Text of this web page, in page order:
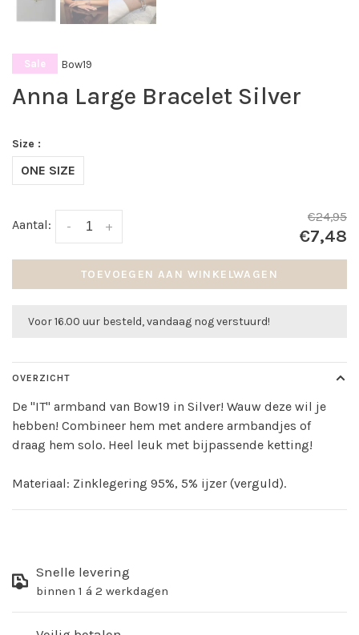
Sale Bow19
Anna Large Bracelet Silver
Size :
ONE SIZE
Aantal: +
-
€24,95
€7,48
TOEVOEGEN AAN WINKELWAGEN
Voor 16.00 uur besteld, vandaag nog verstuurd!
OVERZICHT
De "IT" armband van Bow19 in Silver! Wauw deze wil je
hebben! Combineer hem met andere armbandjes of
draag hem solo. Heel leuk met bijpassende ketting!
Materiaal: Zinklegering 95%, 5% ijzer (verguld).
Snelle levering
binnen 1 á 2 werkdagen